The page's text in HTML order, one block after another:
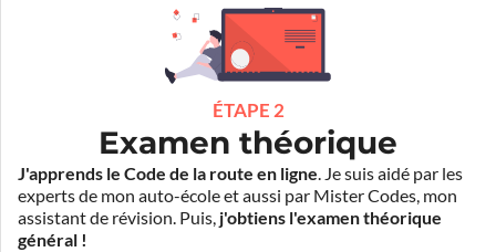
ÉTAPE 2
Examen théorique
J'apprends le Code de la route en ligne. Je suis aidé par les
experts de mon auto-école et aussi par Mister Codes, mon
assistant de révision. Puis, j'obtiens l'examen théorique
général !